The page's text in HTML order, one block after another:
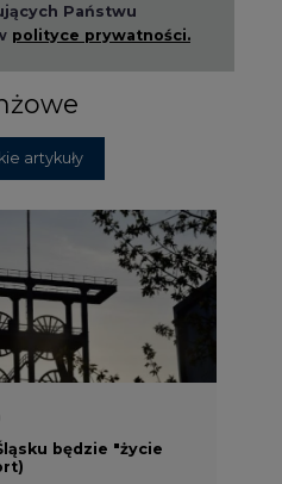
Państwu
polityce prywatności.
artykuły
będzie "życie